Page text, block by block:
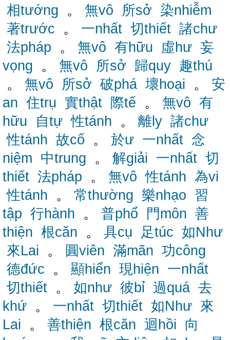
相tướng 。 無vô 所sở 染nhiễm
著trước 。 一nhất 切thiết 諸chư
法pháp 。 無vô 有hữu 虛hư 妄
vọng 。 無vô 所sở 歸quy 趣thú
。 無vô 所sở 破phá 壞hoại 。 安
an 住trụ 實thật 際tế 。 無vô 有
hữu
自tự 性tánh 。 離ly 諸chư
性tánh 故cố 。 於ư 一nhất 念
niệm 中trung 。 解giải 一nhất 切
thiết 法pháp 。 無vô 性tánh 為vi
性tánh 。 常thường 樂nhạo 習
tập 行hành 。 普phổ 門môn 善
thiện 根căn 。 具cụ 足túc 如Như
來Lai 。 圓viên 滿mãn 功công
德đức 。 顯hiển 現hiện 一nhất
切thiết 。 如như 彼bỉ 過quá 去
khứ 。 一nhất 切thiết 如Như 來
Lai 。 善thiện 根căn 迴hồi
向